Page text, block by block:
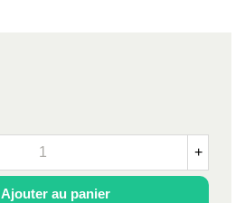
+
Ajouter au panier